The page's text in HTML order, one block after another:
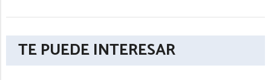
TE PUEDE INTERESAR